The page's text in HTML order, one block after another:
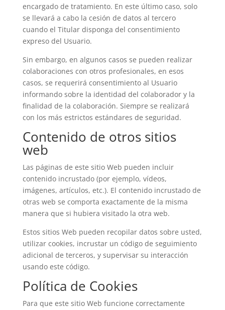
encargado de tratamiento. En este último caso, solo
se llevará a cabo la cesión de datos al tercero
cuando el Titular disponga del consentimiento
expreso del Usuario.
Sin embargo, en algunos casos se pueden realizar
colaboraciones con otros profesionales, en esos
casos, se requerirá consentimiento al Usuario
informando sobre la identidad del colaborador y la
finalidad de la colaboración. Siempre se realizará
con los más estrictos estándares de seguridad.
Contenido de otros sitios
web
Las páginas de este sitio Web pueden incluir
contenido incrustado (por ejemplo, vídeos,
imágenes, artículos, etc.). El contenido incrustado de
otras web se comporta exactamente de la misma
manera que si hubiera visitado la otra web.
Estos sitios Web pueden recopilar datos sobre usted,
utilizar cookies, incrustar un código de seguimiento
adicional de terceros, y supervisar su interacción
usando este código.
Política de Cookies
Para que este sitio Web funcione correctamente